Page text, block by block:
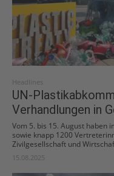
Headlines
UN-
Verhandlungen in
Vom 5. bis 15. August haben
sowie knapp 1200
Zivilgesellschaft und
15.08.2025